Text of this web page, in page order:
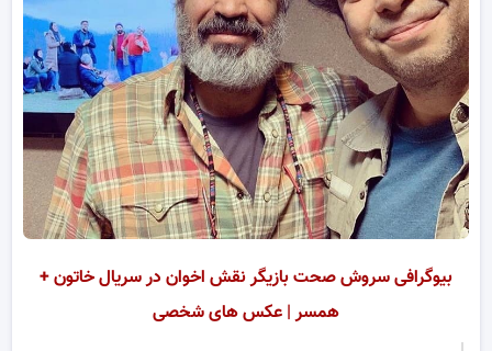
بیوگرافی سروش صحت بازیگر نقش اخوان در سریال خاتون +
همسر | عکس های شخصی